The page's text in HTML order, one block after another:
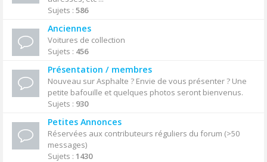
Sujets : 586
Anciennes
Voitures de collection
Sujets : 456
Présentation / membres
Nouveau sur Asphalte ? Envie de vous présenter ? Une
petite bafouille et quelques photos seront bienvenus.
Sujets : 930
Petites Annonces
Réservées aux contributeurs réguliers du forum (>50
messages)
Sujets : 1430